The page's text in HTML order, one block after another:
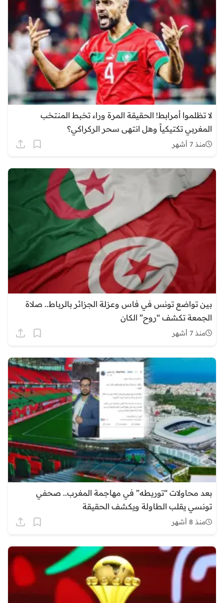
لا تظلموا أمرابط! الحقيقة المرة وراء تخبط المنتخب
المغربي تكتيكياً وهل انتهى سحر الركراكي؟
منذ 7 أشهر
بين تواضع تونس في فاس وعزلة الجزائر بالرباط.. صلاة
الجمعة تكشف “روح” الكان
منذ 7 أشهر
​بعد محاولات “توريطه” في مهاجمة المغرب.. صحفي
تونسي يقلب الطاولة ويكشف الحقيقة
منذ 8 أشهر